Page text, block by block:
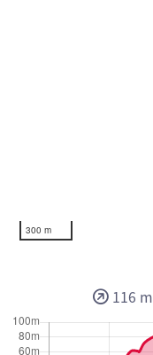
300 m
116 m